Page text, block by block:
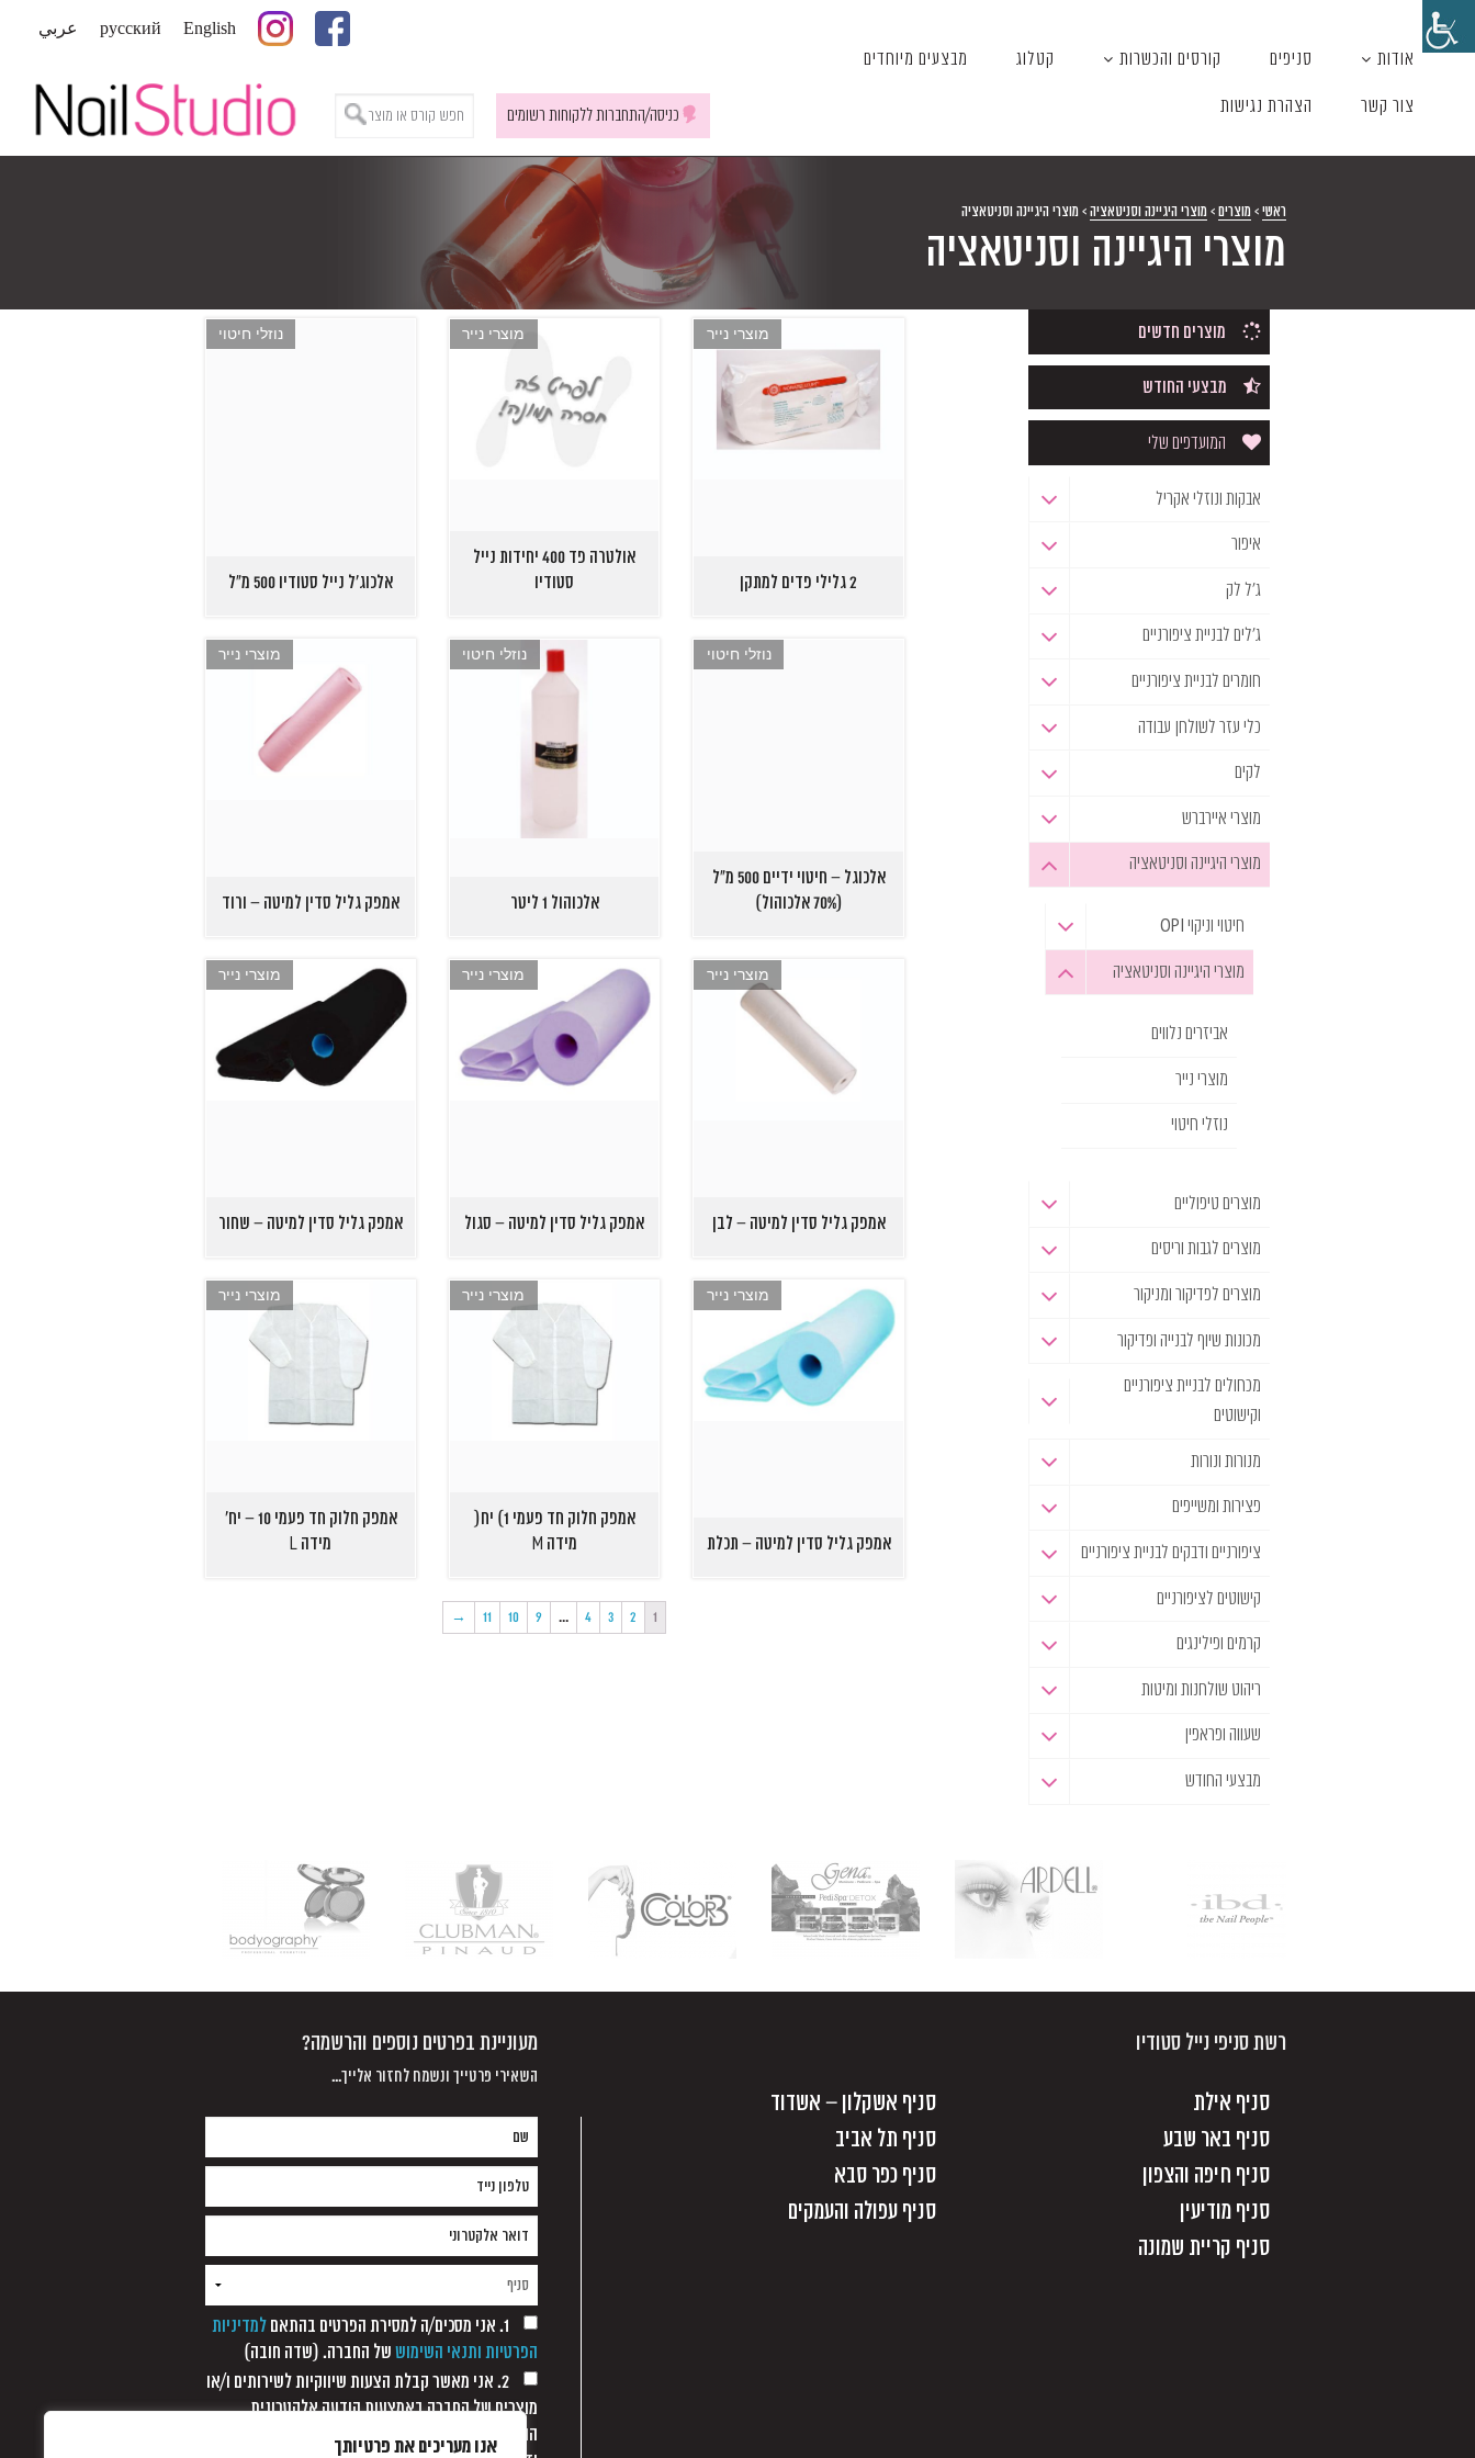
אנו מעריכים את פרטיותך
אודות סניפים קורסים והכשרות קטלוג מבצעים מיוחדים
צור קשר הצהרת נגישות
English
русский عربي
כניסה/התחברות ללקוחות רשומים
ראשי > מוצרים > מוצרי היגיינה וסניטאציה > מוצרי היגיינה וסניטאציה
מוצרי היגיינה וסניטאציה
מוצרים חדשים
מבצעי החודש
המועדפים שלי
אבקות ונוזלי אקריל
איפור
ג'ל לק
ג'לים לבניית ציפורניים
חומרים לבניית ציפורניים
כלי עזר לשולחן עבודה
לקים
מוצרי איירברש
מוצרי היגיינה וסניטאציה
חיטוי וניקוי OPI
מוצרי היגיינה וסניטאציה
אביזרים נלווים
מוצרי נייר
נוזלי חיטוי
מוצרים טיפוליים
מוצרים לגבות וריסים
מוצרים לפדיקור ומניקור
מכונות שיוף לבנייה ופדיקור
מכחולים לבניית ציפורניים
וקישוטים
מנורות ונורות
פצירות ומשייפים
ציפורניים ודבקים לבניית ציפורניים
קישוטים לציפורניים
קרמים ופילינגים
ריהוט שולחנות ומיטות
שעווה ופראפין
מבצעי החודש
מוצרי נייר
2 גלילי פדים למתקן
מוצרי נייר
אולטרה פד 400 יחידות נייל
סטודיו
נוזלי חיטוי
אלכוג'ל נייל סטודיו 500 מ"ל
נוזלי חיטוי
אלכוגל – חיטוי ידיים 500 מ"ל
(70% אלכוהול)
נוזלי חיטוי
אלכוהול 1 ליטר
מוצרי נייר
אמפק גליל סדין למיטה – ורוד
מוצרי נייר
אמפק גליל סדין למיטה – לבן
מוצרי נייר
אמפק גליל סדין למיטה – סגול
מוצרי נייר
אמפק גליל סדין למיטה – שחור
מוצרי נייר
אמפק גליל סדין למיטה – תכלת
מוצרי נייר
אמפק חלוק חד פעמי 1) יח(
מידה M
מוצרי נייר
אמפק חלוק חד פעמי 10 – יח'
מידה L
1
2
3
4
…
9
10
11
→
רשת סניפי נייל סטודיו
סניף אילת
סניף אשקלון – אשדוד
סניף באר שבע
סניף תל אביב
סניף חיפה והצפון
סניף כפר סבא
סניף מודיעין
סניף עפולה והעמקים
סניף קריית שמונה
מעוניינת בפרטים נוספים והרשמה?
השאירי פרטייך ונשמח לחזור אלייך...
1. אני מסכים/ה למסירת הפרטים בהתאם
למדיניות
הפרטיות ותנאי השימוששל החברה. (שדה חובה)
2. אני מאשר קבלת הצעות שיווקיות לשירותים ו/או
מוצרים של החברה באמצעות הודעה אלקטרונית,
הודעת מסר קצר, מערכת חיוג אוטומטית ופקסימיליה,